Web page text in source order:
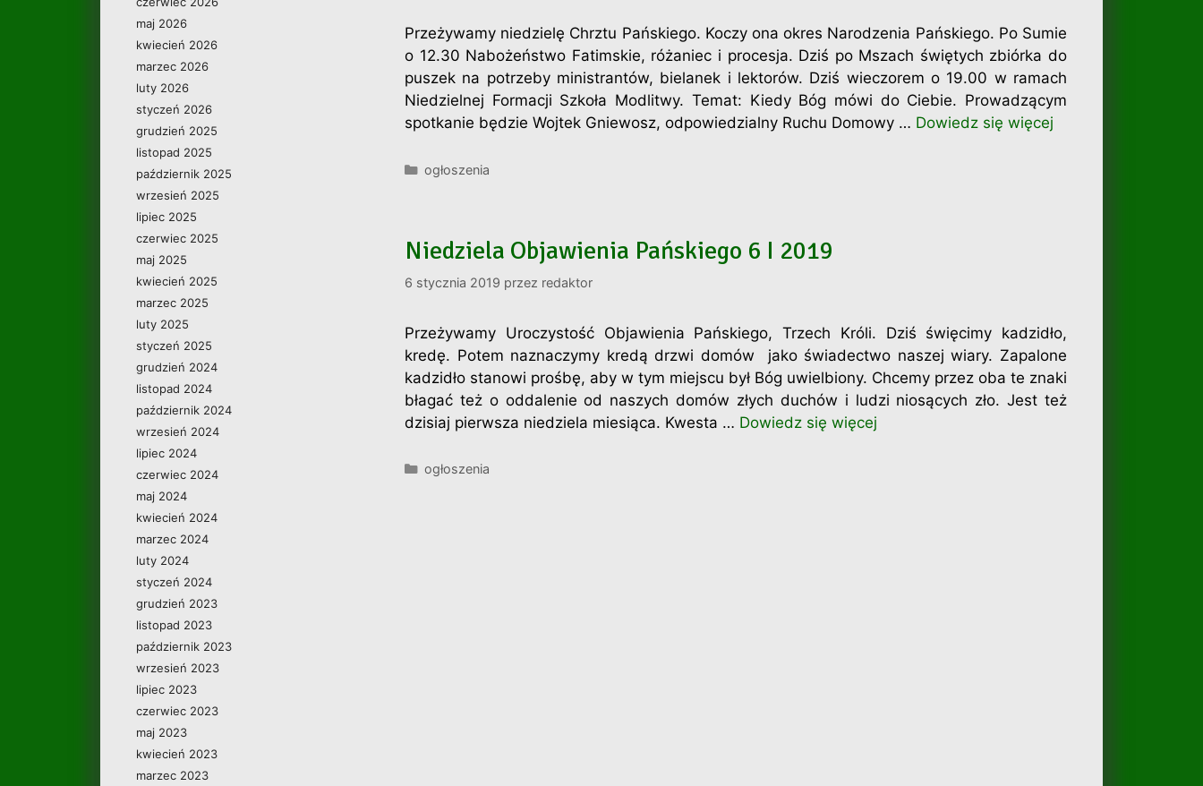
Przeżywamy niedzielę Chrztu Pańskiego. Koczy ona okres Narodzenia Pańskiego. Po Sumie
o 12.30 Nabożeństwo Fatimskie, różaniec i procesja. Dziś po Mszach świętych zbiórka do
puszek na potrzeby ministrantów, bielanek i lektorów. Dziś wieczorem o 19.00 w ramach
Niedzielnej Formacji Szkoła Modlitwy. Temat: Kiedy Bóg mówi do Ciebie. Prowadzącym
spotkanie będzie Wojtek Gniewosz, odpowiedzialny Ruchu Domowy … Dowiedz się więcej
Kategorie
ogłoszenia
Niedziela Objawienia Pańskiego 6 I 2019
6 stycznia 2019 przez redaktor
Przeżywamy Uroczystość Objawienia Pańskiego, Trzech Króli. Dziś święcimy kadzidło,
kredę. Potem naznaczymy kredą drzwi domów jako świadectwo naszej wiary. Zapalone
kadzidło stanowi prośbę, aby w tym miejscu był Bóg uwielbiony. Chcemy przez oba te znaki
błagać też o oddalenie od naszych domów złych duchów i ludzi niosących zło. Jest też
dzisiaj pierwsza niedziela miesiąca. Kwesta … Dowiedz się więcej
Kategorie
ogłoszenia
maj 2026
kwiecień 2026
marzec 2026
luty 2026
styczeń 2026
grudzień 2025
listopad 2025
październik 2025
wrzesień 2025
lipiec 2025
czerwiec 2025
maj 2025
kwiecień 2025
marzec 2025
luty 2025
styczeń 2025
grudzień 2024
listopad 2024
październik 2024
wrzesień 2024
lipiec 2024
czerwiec 2024
maj 2024
kwiecień 2024
marzec 2024
luty 2024
styczeń 2024
grudzień 2023
listopad 2023
październik 2023
wrzesień 2023
lipiec 2023
czerwiec 2023
maj 2023
kwiecień 2023
marzec 2023